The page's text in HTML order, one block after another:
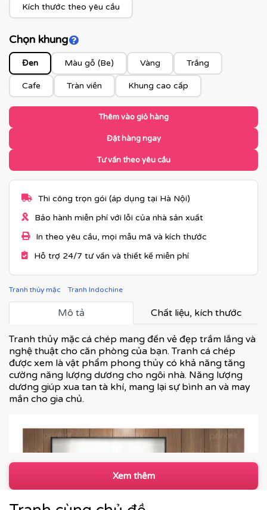
Kích thước theo yêu cầu
Chọn khungClick để xem màu khung
Đen Màu gỗ (Be) Vàng Trắng
Cafe Tràn viền Khung cao cấp
Thêm vào giỏ hàng
Đặt hàng ngay
Tư vấn theo yêu cầu
Thi công trọn gói (áp dụng tại Hà Nội)
Bảo hành miễn phí với lỗi của nhà sản xuất
In theo yêu cầu, mọi mẫu mã và kích thước
Hỗ trợ 24/7 tư vấn và thiết kế miễn phí
Tranh thủy mặc Tranh Indochine
Mô tả Chất liệu, kích thước
Tranh thủy mặc cá chép mang đến vẻ đẹp trầm lắng và
nghệ thuật cho căn phòng của bạn. Tranh cá chép
được xem là vật phẩm phong thủy có khả năng tăng
cường năng lượng dương cho ngôi nhà. Năng lượng
dương giúp xua tan tà khí, mang lại sự bình an và may
mắn cho gia chủ.
Xem thêm